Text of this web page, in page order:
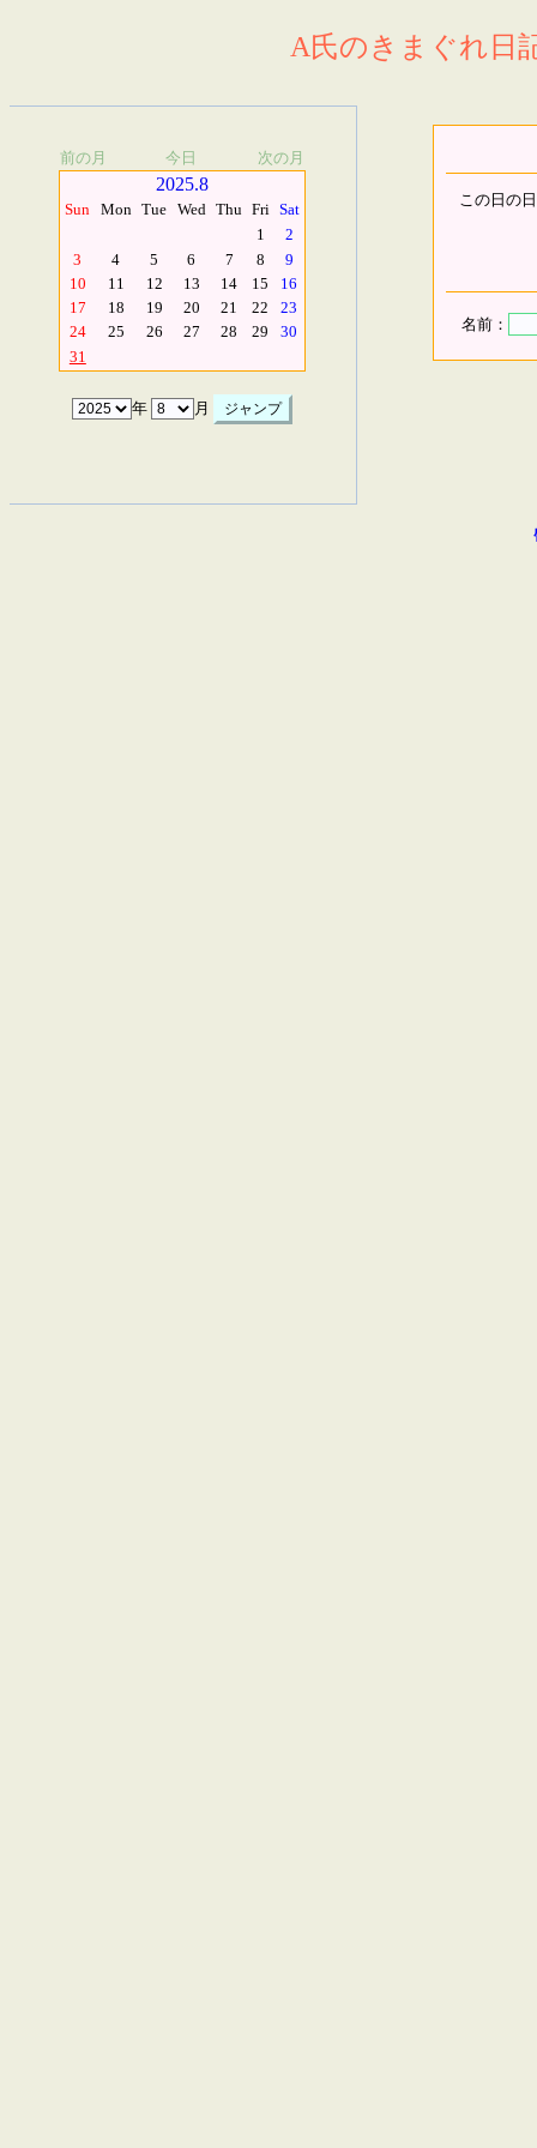
A氏のきまぐれ日
前の月 今日 次の月
2025.8
Sun Mon Tue Wed Thu Fri Sat
1
2
3
4 5 6 7 8
9
10
11 12 13 14 15
16
17
18 19 20 21 22
23
24
25 26 27 28 29
30
31
年 月
この日の
名前：